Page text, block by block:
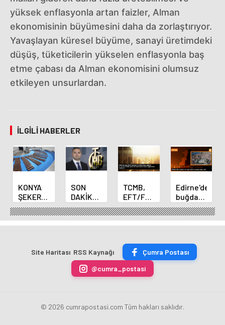
yüksek enflasyonla artan faizler, Alman
ekonomisinin büyümesini daha da zorlaştırıyor.
Yavaşlayan küresel büyüme, sanayi üretimdeki
düşüş, tüketicilerin yükselen enflasyonla baş
etme çabası da Alman ekonomisini olumsuz
etkileyen unsurlardan.
İLGILI HABERLER
KONYA
ŞEKER
YILLIK 7
BİN 500
TON
ÜRETİLECEK
SON
DAKİKA
HABERİ:
Yeni
Merkez
Fatih
Karahan
oldu
TCMB,
EFT/FAST
işlemleri
için
fazla
uygulamasını
kaldırdı
Edirne'de
buğday
ve arpa
ekim
sezonu
erdi
Site Haritası RSS Kaynağı
Çumra Postası
@cumra_postasi
© 2026 cumrapostasi.com Tüm hakları saklıdır.